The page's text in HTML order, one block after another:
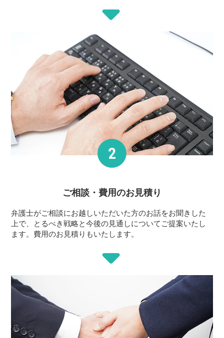
ご相談・費用のお見積り
弁護士がご相談にお越しいただいた方のお話をお聞きした
上で、とるべき戦略と今後の見通しについてご提案いたし
ます。費用のお見積りもいたします。